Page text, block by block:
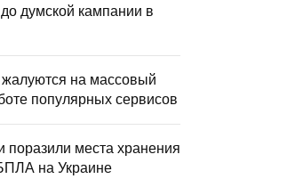
думской кампании в
жалуются на массовый
популярных сервисов
поразили места хранения
на Украине